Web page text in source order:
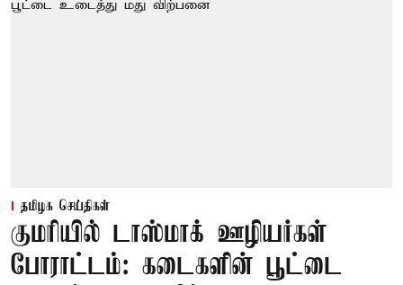
தமிழக செய்திகள்
குமரியில் டாஸ்மாக் ஊழியர்கள்
போராட்டம்: கடைகளின் பூட்டை